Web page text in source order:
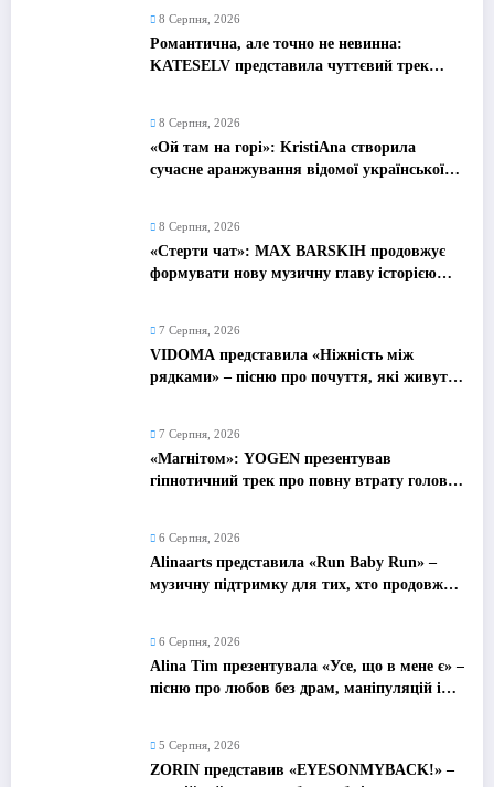
8 Серпня, 2026
Романтична, але точно не невинна:
KATESELV представила чуттєвий трек
8 Серпня, 2026
«Ой там на горі»: KristiAna створила
сучасне аранжування відомої української
8 Серпня, 2026
«Стерти чат»: MAX BARSKIH продовжує
формувати нову музичну главу історією
7 Серпня, 2026
VIDOMA представила «Ніжність між
рядками» – пісню про почуття, які живуть
7 Серпня, 2026
«Магнітом»: YOGEN презентував
гіпнотичний трек про повну втрату голови
6 Серпня, 2026
Alinaarts представила «Run Baby Run» –
музичну підтримку для тих, хто продовжує
6 Серпня, 2026
Alina Tim презентувала «Усе, що в мене є» –
пісню про любов без драм, маніпуляцій і
5 Серпня, 2026
ZORIN представив «EYESONMYBACK!» –